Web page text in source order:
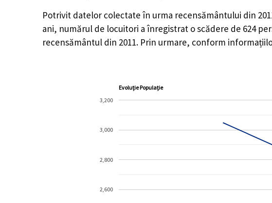
Potrivit datelor colectate în urma recensământului din
ani, numărul de locuitori a înregistrat oscădere de 624
recensământul din 2011. Prin urmare, conform
Evoluție Populație
2,600
2,800
3,000
3,200